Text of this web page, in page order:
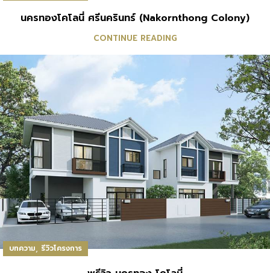
นครทองโคโลนี่ ศรีนครินทร์ (Nakornthong Colony)
CONTINUE READING
บทความ, รีวิวโครงการ